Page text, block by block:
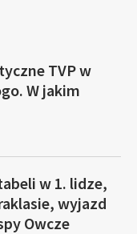
TVP w
W jakim
w 1. lidze,
wyjazd
Owcze